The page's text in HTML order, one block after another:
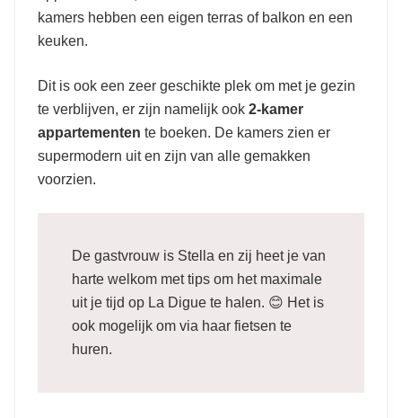
kamers hebben een eigen terras of balkon en een
keuken.
Dit is ook een zeer geschikte plek om met je gezin
te verblijven, er zijn namelijk ook 2-kamer
appartementen te boeken. De kamers zien er
supermodern uit en zijn van alle gemakken
voorzien.
De gastvrouw is Stella en zij heet je van
harte welkom met tips om het maximale
uit je tijd op La Digue te halen. 😊 Het is
ook mogelijk om via haar fietsen te
huren.